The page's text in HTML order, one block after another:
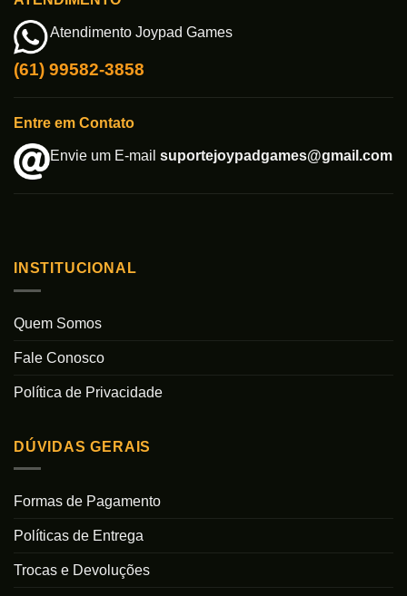
Atendimento Joypad Games
(61) 99582-3858
Entre em Contato
Envie um E-mail suportejoypadgames@gmail.com
INSTITUCIONAL
Quem Somos
Fale Conosco
Política de Privacidade
DÚVIDAS GERAIS
Formas de Pagamento
Políticas de Entrega
Trocas e Devoluções